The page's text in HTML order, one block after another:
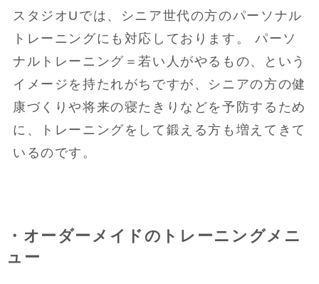
スタジオUでは、シニア世代の方のパーソナル
トレーニングにも対応しております。 パーソ
ナルトレーニング＝若い人がやるもの、という
イメージを持たれがちですが、シニアの方の健
康づくりや将来の寝たきりなどを予防するため
に、トレーニングをして鍛える方も増えてきて
いるのです。
・オーダーメイドのトレーニングメニ
ュー